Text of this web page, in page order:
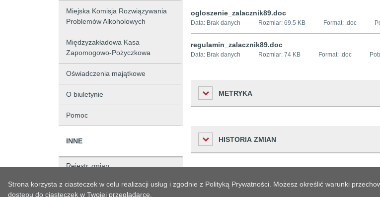
Miejska Komisja Rozwiązywania
Problemów Alkoholowych
Międzyzakładowa Kasa
Zapomogowo-Pożyczkowa
Oświadczenia majątkowe
O biuletynie
Pomoc
INNE
Rejestr zmian
Status sprawy
ogloszenie_zalacznik89.doc
Data: Brak danych Rozmiar: 69.5 KB Format: .doc
regulamin_zalacznik89.doc
Data: Brak danych Rozmiar: 74 KB Format: .doc
METRYKA
Liczba odwiedzin
Podmiot udostępniający informację
Osoba wprowadzająca informację
Osoba odpowiedzialna
HISTORIA ZMIAN
Strona korzysta z ciasteczek w celu realizacji usług i zgodnie z Polityką Prywatności. Możesz określić warunki
dostępu do ciasteczek w Twojej przeglądarce.